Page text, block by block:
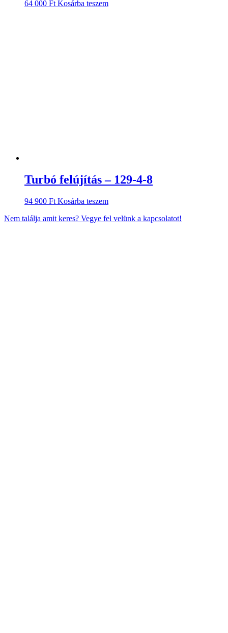
64 000 Ft Kosárba teszem
Turbó felújítás – 129-4-8
94 900 Ft Kosárba teszem
Nem találja amit keres? Vegye fel velünk a kapcsolatot!